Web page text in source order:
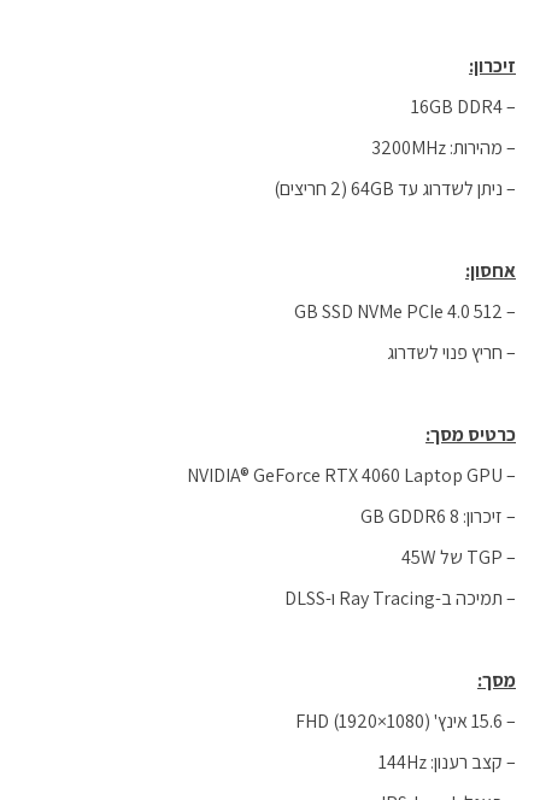
זיכרון:
– 16GB DDR4
– מהירות: 3200MHz
– ניתן לשדרוג עד 64GB (2 חריצים)
אחסון:
– GB SSD NVMe PCIe 4.0 512
– חריץ פנוי לשדרוג
כרטיס מסך:
– NVIDIA® GeForce RTX 4060 Laptop GPU
– זיכרון: GB GDDR6 8
– TGP של 45W
– תמיכה ב-Ray Tracing ו-DLSS
מסך:
– 15.6 אינץ' FHD (1920×1080)
– קצב רענון: 144Hz